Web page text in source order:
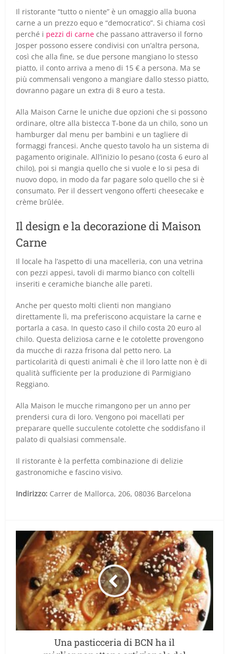
Il ristorante “tutto o niente” è un omaggio alla buona
carne a un prezzo equo e “democratico”. Si chiama così
perché i pezzi di carne che passano attraverso il forno
Josper possono essere condivisi con un’altra persona,
così che alla fine, se due persone mangiano lo stesso
piatto, il conto arriva a meno di 15 € a persona. Ma se
più commensali vengono a mangiare dallo stesso piatto,
dovranno pagare un extra di 8 euro a testa.
Alla Maison Carne le uniche due opzioni che si possono
ordinare, oltre alla bistecca T-bone da un chilo, sono un
hamburger dal menu per bambini e un tagliere di
formaggi francesi. Anche questo tavolo ha un sistema di
pagamento originale. All’inizio lo pesano (costa 6 euro al
chilo), poi si mangia quello che si vuole e lo si pesa di
nuovo dopo, in modo da far pagare solo quello che si è
consumato. Per il dessert vengono offerti cheesecake e
crème brûlée.
Il design e la decorazione di Maison
Carne
Il locale ha l’aspetto di una macelleria, con una vetrina
con pezzi appesi, tavoli di marmo bianco con coltelli
inseriti e ceramiche bianche alle pareti.
Anche per questo molti clienti non mangiano
direttamente lì, ma preferiscono acquistare la carne e
portarla a casa. In questo caso il chilo costa 20 euro al
chilo. Questa deliziosa carne e le cotolette provengono
da mucche di razza frisona dal petto nero. La
particolarità di questi animali è che il loro latte non è di
qualità sufficiente per la produzione di Parmigiano
Reggiano.
Alla Maison le mucche rimangono per un anno per
prendersi cura di loro. Vengono poi macellati per
preparare quelle succulente cotolette che soddisfano il
palato di qualsiasi commensale.
Il ristorante è la perfetta combinazione di delizie
gastronomiche e fascino visivo.
Indirizzo: Carrer de Mallorca, 206, 08036 Barcelona
Una pasticceria di BCN ha il